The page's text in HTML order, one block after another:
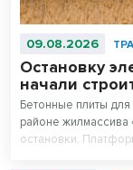
09.08.2026
Остановку
начали
Бетонные плиты
районе жилмассива
остановки.